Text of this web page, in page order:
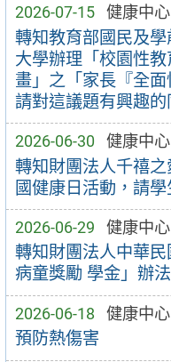
2026-07-15 健康中心
轉知教育部國民及
大學辦理「校園性
畫」之「家長『全
請對這議題有興趣
2026-06-30 健康中心
轉知財團法人千禧
國健康日活動，請
2026-06-29 健康中心
轉知財團法人中華
病童獎勵 學金」辦
2026-06-18 健康中心
預防熱傷害